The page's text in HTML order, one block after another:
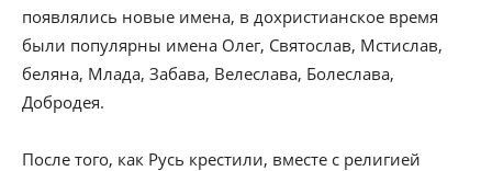
появлялись новые имена, в дохристианское время
были популярны имена Олег, Святослав, Мстислав,
беляна, Млада, Забава, Велеслава, Болеслава,
Добродея.
После того, как Русь крестили, вместе с религией